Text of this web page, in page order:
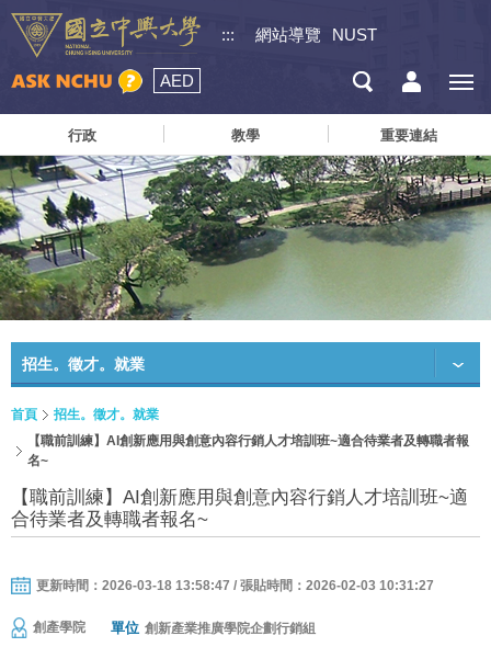
::: 網站導覽 NUST
AED
行政 教學 重要連結
招生。徵才。就業
首頁
招生。徵才。就業
【職前訓練】AI創新應用與創意內容行銷人才培訓班~適合待業者及轉職者報
名~
【職前訓練】AI創新應用與創意內容行銷人才培訓班~適
合待業者及轉職者報名~
更新時間：2026-03-18 13:58:47 / 張貼時間：2026-02-03 10:31:27
創產學院 單位 創新產業推廣學院企劃行銷組